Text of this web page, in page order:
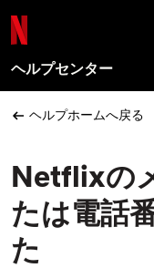
ヘルプセンター
ヘルプホームへ戻る
Netflixの
たは電話
た